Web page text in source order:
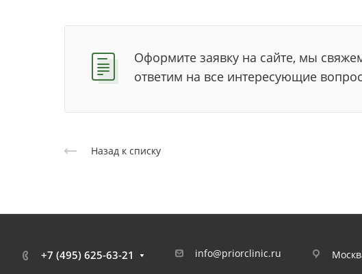
Оформите заявку на сайте, мы
ответим на все интересующие
Назад к списку
+7 (495) 625-63-21 info@priorclinic.ru